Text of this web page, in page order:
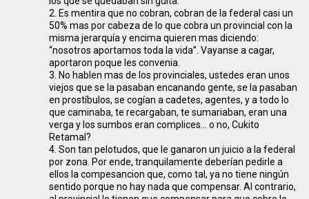
2. Es mentira que no cobran, cobran de la federal casi un
50% mas por cabeza de lo que cobra un provincial con la
misma jerarquía y encima quieren mas diciendo:
“nosotros aportamos toda la vida”. Vayanse a cagar,
aportaron poque les convenia.
3. No hablen mas de los provinciales, ustedes eran unos
viejos que se la pasaban encanando gente, se la pasaban
en prostíbulos, se cogían a cadetes, agentes, y a todo lo
que caminaba, te recargaban, te sumariaban, eran una
verga y los sumbos eran complices… o no, Cukito
Retamal?
4. Son tan pelotudos, que le ganaron un juicio a la federal
por zona. Por ende, tranquilamente deberían pedirle a
ellos la compesancion que, como tal, ya no tiene ningún
sentido porque no hay nada que compensar. Al contrario,